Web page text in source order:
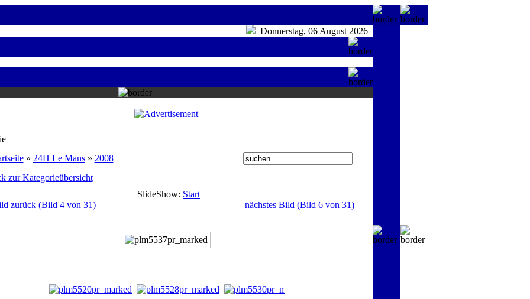
Donnerstag, 06 August 2026
» 24H Le Mans» 2008
zur Kategorieübersicht
SlideShow: Start
zurück (Bild 4 von 31)
nächstes Bild (Bild 6 von 31)